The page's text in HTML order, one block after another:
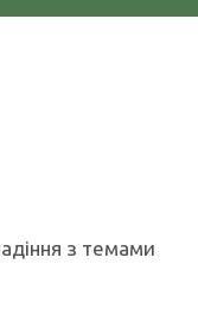
з темами